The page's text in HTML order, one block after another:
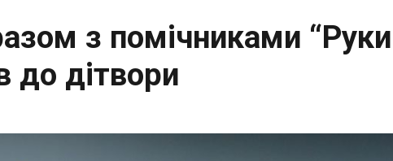
з помічниками “Руки
до дітвори